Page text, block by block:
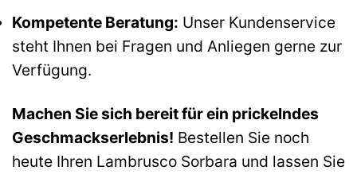
Kompetente Beratung: Unser Kundenservice
steht Ihnen bei Fragen und Anliegen gerne zur
Verfügung.
Machen Sie sich bereit für ein prickelndes
Geschmackserlebnis! Bestellen Sie noch
heute Ihren Lambrusco Sorbara und lassen Sie